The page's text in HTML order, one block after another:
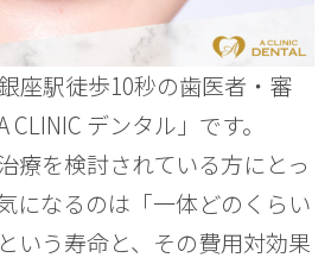
座駅徒歩10秒の歯医者・審
デンタル」です。
療を検討されている方にとっ
になるのは「一体どのくらい
いう寿命と、その費用対効果